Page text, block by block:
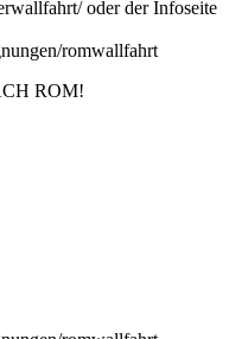
oder der Infoseite
romwallfahrt
ROM!